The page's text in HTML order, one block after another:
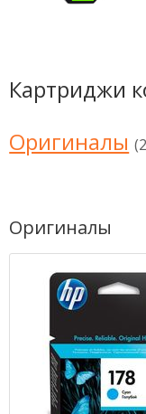
Картриджи
Оригиналы
Оригиналы